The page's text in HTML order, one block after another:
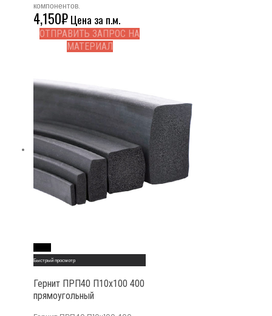
компонентов.
4,150₽Цена за п.м.
ОТПРАВИТЬ ЗАПРОС НА
МАТЕРИАЛ
Быстрый просмотр
Гернит ПРП40 П10х100 400
прямоугольный